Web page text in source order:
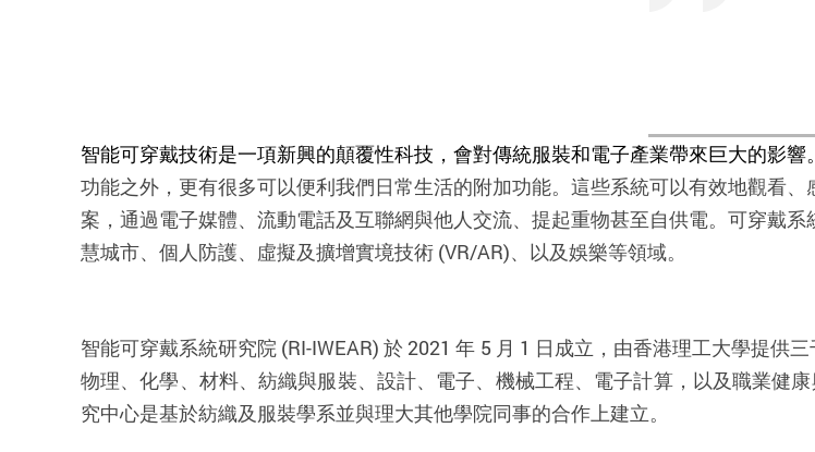
智能可穿戴技術是一項新興的顛覆性科技，會對傳統服裝和電子產業帶來巨大的影響。
功能之外，更有很多可以便利我們日常生活的附加功能。這些系統可以有效地觀看
案，通過電子媒體、流動電話及互聯網與他人交流、提起重物甚至自供電。可穿戴
慧城市、個人防護、虛擬及擴增實境技術 (VR/AR)、以及娛樂等領域。
智能可穿戴系統研究院 (RI-IWEAR) 於 2021 年 5 月 1 日成立，由香港理工大學提供三
物理、化學、材料、紡織與服裝、設計、電子、機械工程、電子計算，以及職業健
究中心是基於紡織及服裝學系並與理大其他學院同事的合作上建立。